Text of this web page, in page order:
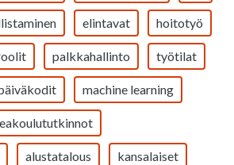
elintavat hoitotyö
palkkahallinto työtilat
machine learning
alustatalous kansalaiset